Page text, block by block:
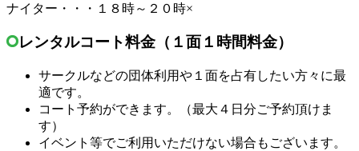
ナイター・・・１８時～２０時×
レンタルコート料金（１面１時間料金）
サークルなどの団体利用や１面を占有したい方々に最
適です。
コート予約ができます。
（最大４日分ご予約頂けま
す）
イベント等でご利用いただけない場合もございます。